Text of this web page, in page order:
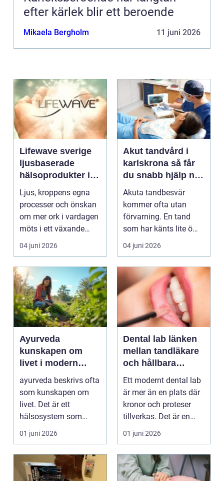
efter kärlek blir ett beroende
Mikaela Bergholm 11 juni 2026
Lifewave sverige
ljusbaserade
hälsoprodukter i
fokus
Ljus, kroppens egna
processer och önskan
om mer ork i vardagen
möts i ett växande
intresse för fotot...
04 juni 2026
Akut tandvård i
karlskrona så får
du snabb hjälp när
tanden krisar
Akuta tandbesvär
kommer ofta utan
förvarning. En tand
som har känts lite öm
kan plötsligt göra så
on...
04 juni 2026
Ayurveda
kunskapen om
livet i modern
vardag
ayurveda beskrivs ofta
som kunskapen om
livet. Det är ett
hälsosystem som
betonar balans, helhet
och...
01 juni 2026
Dental lab länken
mellan tandläkare
och hållbara
leenden
Ett modernt dental lab
är mer än en plats där
kronor och proteser
tillverkas. Det är en
teknisk och ...
01 juni 2026